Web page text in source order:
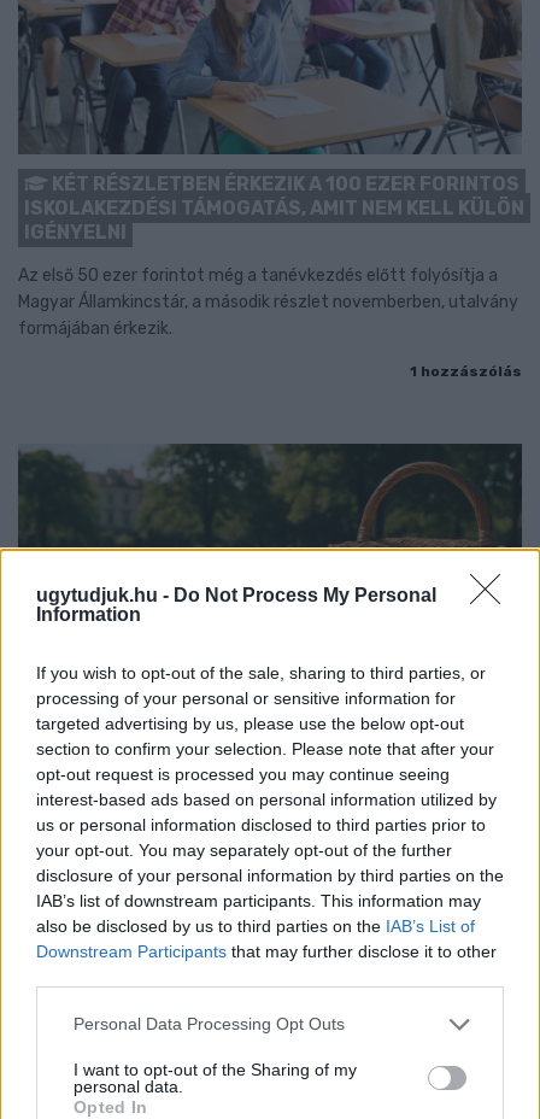
ugytudjuk.hu - Do Not Process My Personal
Information
If you wish to opt-out of the sale, sharing to third parties, or
processing of your personal or sensitive information for
targeted advertising by us, please use the below opt-out
section to confirm your selection. Please note that after your
opt-out request is processed you may continue seeing
interest-based ads based on personal information utilized by
us or personal information disclosed to third parties prior to
your opt-out. You may separately opt-out of the further
disclosure of your personal information by third parties on the
IAB’s list of downstream participants. This information may
also be disclosed by us to third parties on the IAB’s List of
Downstream Participants that may further disclose it to other
Please note that this website/app uses one or more Google
not limited to your visit or usage behaviour. You may click to
grant or deny consent to Google and its third-party tags to
Personal Data Processing Opt Outs
I want to opt-out of the Sharing of my
personal data.
Opted In
KÉT RÉSZLETBEN ÉRKEZIK A 100 EZER FORINTOS
ISKOLAKEZDÉSI TÁMOGATÁS, AMIT NEM KELL KÜLÖN
IGÉNYELNI
Az első 50 ezer forintot még a tanévkezdés előtt folyósítja a
Magyar Államkincstár, a második részlet novemberben, utalvány
formájában érkezik.
1 hozzászólás
PIKNIK ITALOK: ÍZEK ÉS ÉLMÉNYEK A SZABADBAN
Ahogy tavaszodik és a nap egyre tovább marad velünk, sokaknak
támad kedve kirándulni a természetbe.
Szólj hozzá!